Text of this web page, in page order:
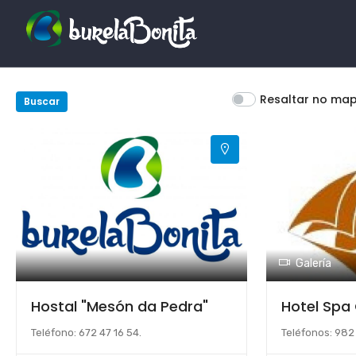
Buscar Resaltar no
Hostal "Mesón da Pedra"
Teléfono: 672 47 16 54.
Galería
Hotel
Teléfonos: 982